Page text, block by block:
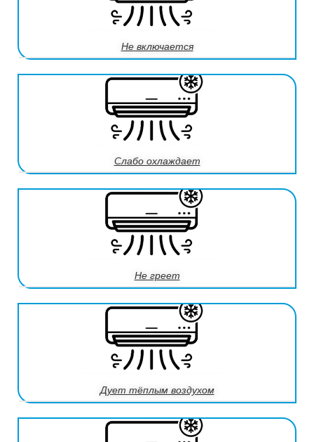
Не включается
Слабо охлаждает
Не греет
Дует тёплым воздухом